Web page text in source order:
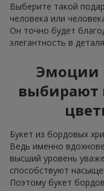
Выберите такой
человека или
Он точно будет
элегантность в
Эмоции
выбирают
Букет из бордовых
Ведь именно
высший уровень
способствуют
Поэтому букет